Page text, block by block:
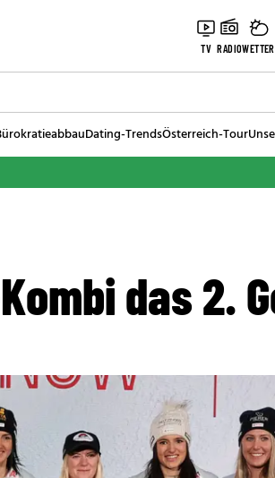
TV RADIOWETTER
Dating-TrendsÖsterreich-Tour
das 2.